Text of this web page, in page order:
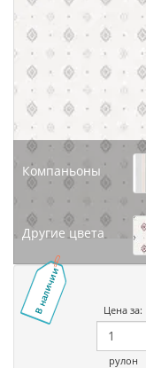
Компаньоны
Другие цвета
В наличии
Цена за:
рулон